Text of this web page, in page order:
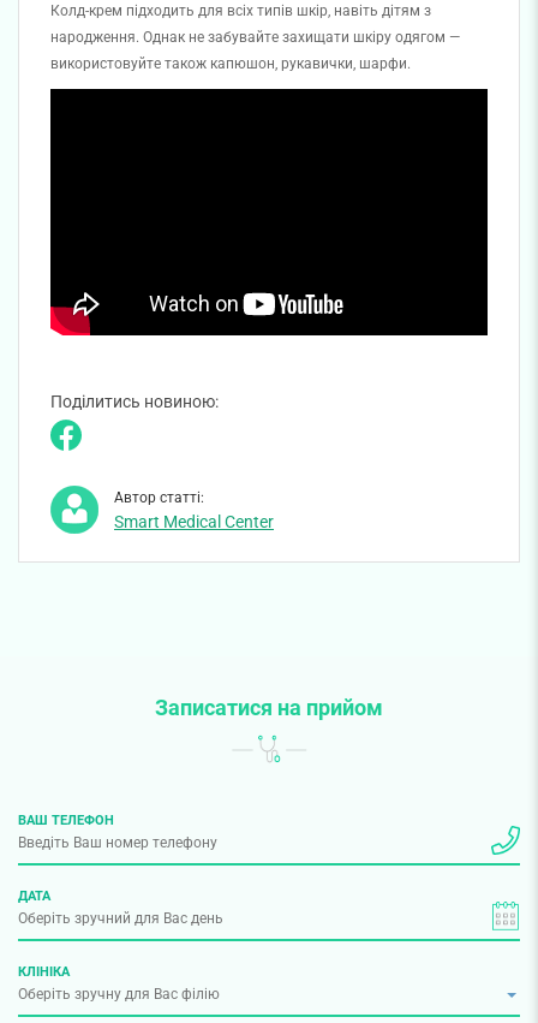
Колд-крем підходить для всіх типів шкір, навіть дітям з
народження. Однак не забувайте захищати шкіру одягом —
використовуйте також капюшон, рукавички, шарфи.
Поділитись новиною:
Автор статті:
Smart Medical Center
Записатися на прийом
ВАШ ТЕЛЕФОН
ДАТА
КЛІНІКА